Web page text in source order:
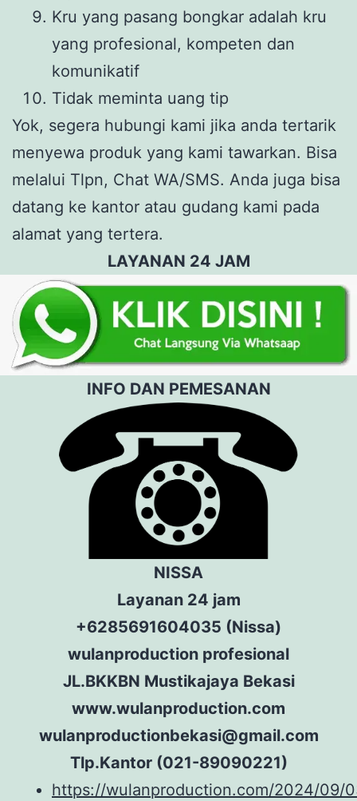
Kru yang pasang bongkar adalah kru
yang profesional, kompeten dan
komunikatif
Tidak meminta uang tip
Yok, segera hubungi kami jika anda tertarik
menyewa produk yang kami tawarkan. Bisa
melalui Tlpn, Chat WA/SMS. Anda juga bisa
datang ke kantor atau gudang kami pada
alamat yang tertera.
LAYANAN 24 JAM
INFO DAN PEMESANAN
NISSA
Layanan 24 jam
+6285691604035 (Nissa)
wulanproduction profesional
JL.BKKBN Mustikajaya Bekasi
www.wulanproduction.com
wulanproductionbekasi@gmail.com
Tlp.Kantor (021-89090221)
https://wulanproduction.com/2024/09/